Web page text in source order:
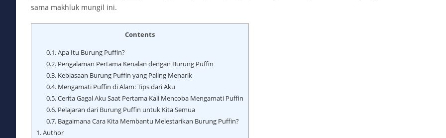
sama makhluk mungil ini.
Contents
0.1.Apa Itu Burung Puffin?
0.2.Pengalaman Pertama Kenalan dengan Burung Puffin
0.3.Kebiasaan Burung Puffin yang Paling Menarik
0.4.Mengamati Puffin di Alam: Tips dari Aku
0.5.Cerita Gagal Aku Saat Pertama Kali Mencoba Mengamati Puffin
0.6.Pelajaran dari Burung Puffin untuk Kita Semua
0.7.Bagaimana Cara Kita Membantu Melestarikan Burung Puffin?
1.Author